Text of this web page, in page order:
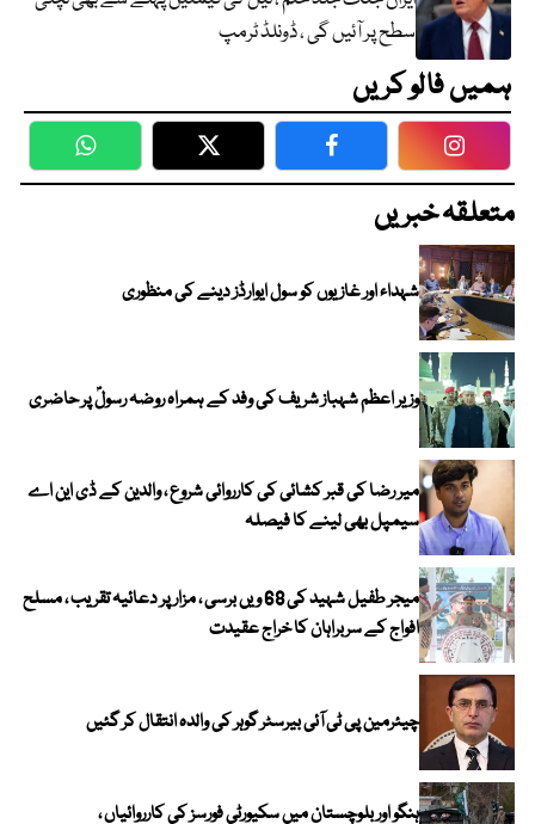
سطح پر آئیں گی ، ڈونلڈ ٹرمپ
ہمیں فالو کریں
WhatsApp Twitter Facebook
متعلقہ خبریں
شہداء اور غازیوں کو سول ایوارڈز دینے کی منظوری
وزیر اعظم شہباز شریف کی وفد کے ہمراہ روضہ رسولؐ پر حاضری
میر رضا کی قبر کشائی کی کارروائی شروع ، والدین کے ڈی این اے
سیمپل بھی لینے کا فیصلہ
میجر طفیل شہید کی 68 ویں برسی ، مزار پر دعائیہ تقریب ، مسلح
افواج کے سربراہان کا خراج عقیدت
چیئرمین پی ٹی آئی بیرسٹر گوہر کی والدہ انتقال کر گئیں
ہنگو اور بلوچستان میں سکیورٹی فورسز کی کارروائیاں ،